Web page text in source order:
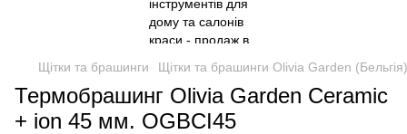
Щітки та брашинги Щітки та брашинги Olivia Garden (Бельгія)
Термобрашинг Оlivia Garden Ceramic
+ ion 45 мм. OGBCI45